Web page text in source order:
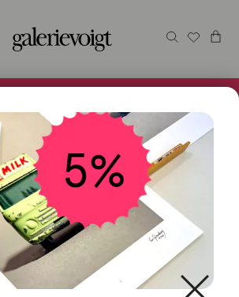
5% Bei Newsletteranmeldung.